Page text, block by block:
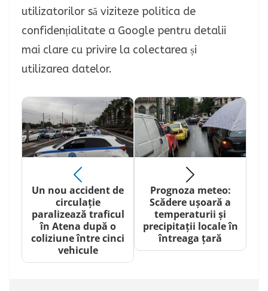
utilizatorilor să viziteze politica de
confidențialitate a Google pentru detalii
mai clare cu privire la colectarea și
utilizarea datelor.
Un nou accident de
circulație
paralizează traficul
în Atena după o
coliziune între cinci
vehicule
Prognoza meteo:
Scădere ușoară a
temperaturii și
precipitații locale în
întreaga țară